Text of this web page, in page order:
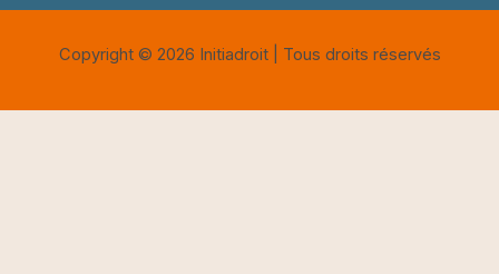
Copyright © 2026 Initiadroit | Tous droits réservés